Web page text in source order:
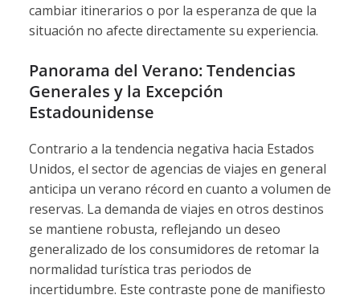
cambiar itinerarios o por la esperanza de que la
situación no afecte directamente su experiencia.
Panorama del Verano: Tendencias
Generales y la Excepción
Estadounidense
Contrario a la tendencia negativa hacia Estados
Unidos, el sector de agencias de viajes en general
anticipa un verano récord en cuanto a volumen de
reservas. La demanda de viajes en otros destinos
se mantiene robusta, reflejando un deseo
generalizado de los consumidores de retomar la
normalidad turística tras periodos de
incertidumbre. Este contraste pone de manifiesto